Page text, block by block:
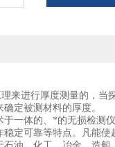
来进行厚度测量的，当
定被测材料的厚度。
一体的、*的无损检测
定可靠等特点。凡能